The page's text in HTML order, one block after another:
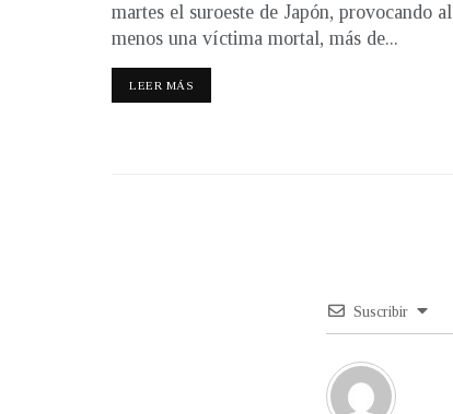
martes el suroeste de Japón, provocando al
menos una víctima mortal, más de...
LEER MÁS
Suscribir